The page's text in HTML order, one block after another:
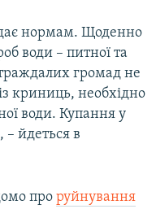
нормам. Щоденно
води – питної та
громад не
криниць, необхідно
води. Купання у
– йдеться в
про руйнування